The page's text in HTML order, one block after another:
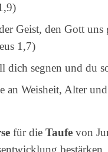
Geist, den Gott
1,7)
dich segnen und du
an Weisheit, Alter
für die Taufe von
bestärken.